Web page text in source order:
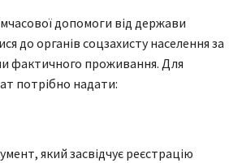
допомоги від держави
до органів соцзахисту населення за
фактичного проживання. Для
потрібно надати:
який засвідчує реєстрацію